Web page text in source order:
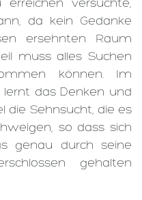
versuchte,
da kein Gedanke
ersehnten Raum
muss alles Suchen
können. Im
lernt das Denken und
die Sehnsucht, die es
so dass sich
genau durch seine
gehalten